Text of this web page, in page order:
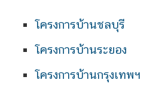
โครงการบ้านชลบุรี
โครงการบ้านระยอง
โครงการบ้านกรุงเทพฯ